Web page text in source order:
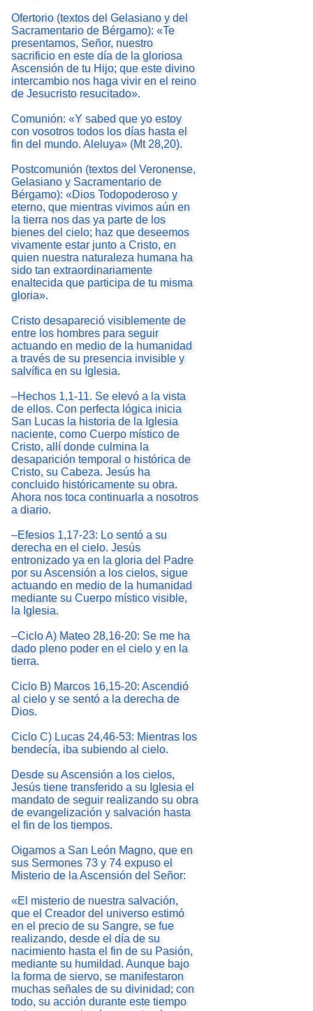
Ofertorio (textos del Gelasiano y del
Sacramentario de Bérgamo): «Te
presentamos, Señor, nuestro
sacrificio en este día de la gloriosa
Ascensión de tu Hijo; que este divino
intercambio nos haga vivir en el reino
de Jesucristo resucitado».
Comunión: «Y sabed que yo estoy
con vosotros todos los días hasta el
fin del mundo. Aleluya» (Mt 28,20).
Postcomunión (textos del Veronense,
Gelasiano y Sacramentario de
Bérgamo): «Dios Todopoderoso y
eterno, que mientras vivimos aún en
la tierra nos das ya parte de los
bienes del cielo; haz que deseemos
vivamente estar junto a Cristo, en
quien nuestra naturaleza humana ha
sido tan extraordinariamente
enaltecida que participa de tu misma
gloria».
Cristo desapareció visiblemente de
entre los hombres para seguir
actuando en medio de la humanidad
a través de su presencia invisible y
salvífica en su Iglesia.
–Hechos 1,1-11. Se elevó a la vista
de ellos. Con perfecta lógica inicia
San Lucas la historia de la Iglesia
naciente, como Cuerpo místico de
Cristo, allí donde culmina la
desaparición temporal o histórica de
Cristo, su Cabeza. Jesús ha
concluido históricamente su obra.
Ahora nos toca continuarla a nosotros
a diario.
–Efesios 1,17-23: Lo sentó a su
derecha en el cielo. Jesús
entronizado ya en la gloria del Padre
por su Ascensión a los cielos, sigue
actuando en medio de la humanidad
mediante su Cuerpo místico visible,
la Iglesia.
–Ciclo A) Mateo 28,16-20: Se me ha
dado pleno poder en el cielo y en la
tierra.
Ciclo B) Marcos 16,15-20: Ascendió
al cielo y se sentó a la derecha de
Dios.
Ciclo C) Lucas 24,46-53: Mientras los
bendecía, iba subiendo al cielo.
Desde su Ascensión a los cielos,
Jesús tiene transferido a su Iglesia el
mandato de seguir realizando su obra
de evangelización y salvación hasta
el fin de los tiempos.
Oigamos a San León Magno, que en
sus Sermones 73 y 74 expuso el
Misterio de la Ascensión del Señor:
«El misterio de nuestra salvación,
que el Creador del universo estimó
en el precio de su Sangre, se fue
realizando, desde el día de su
nacimiento hasta el fin de su Pasión,
mediante su humildad. Aunque bajo
la forma de siervo, se manifestaron
muchas señales de su divinidad; con
todo, su acción durante este tiempo